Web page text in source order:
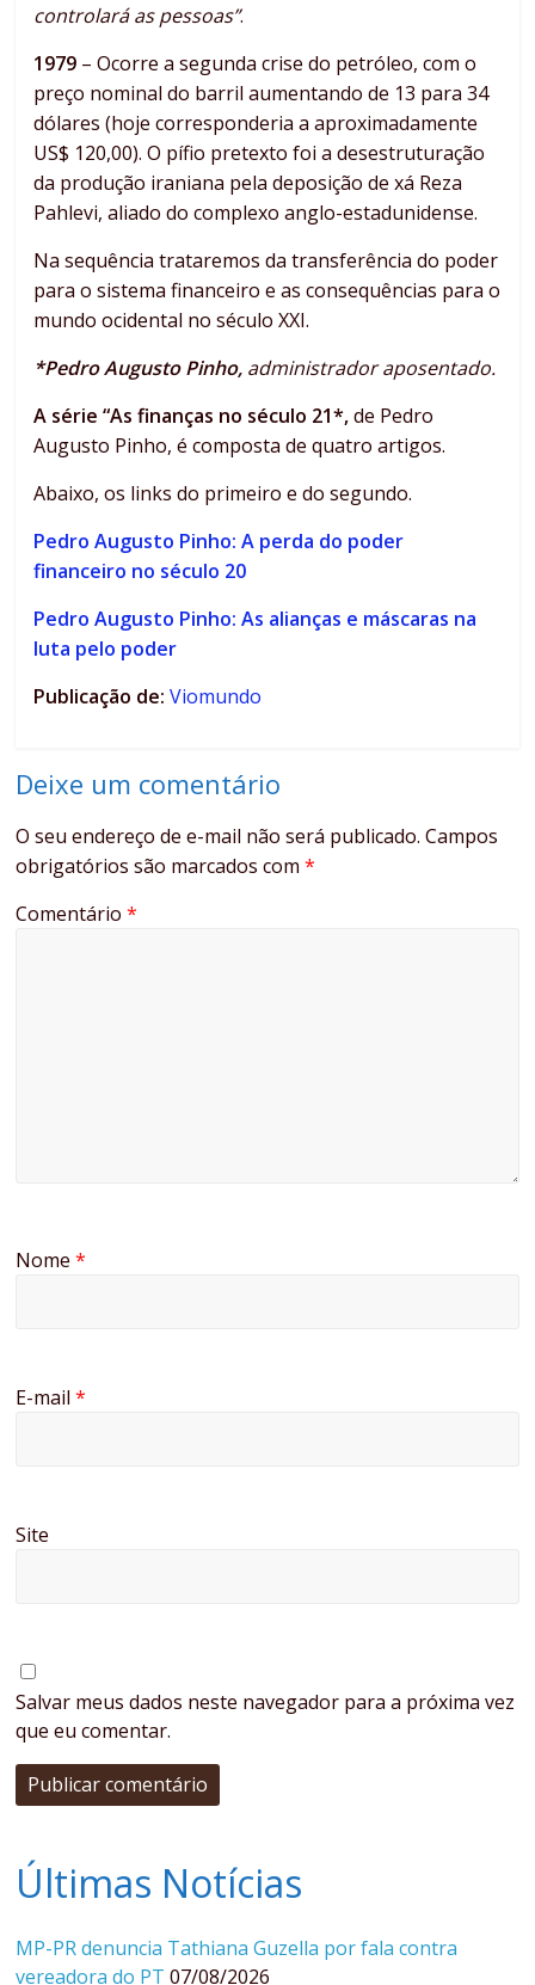
controlará as pessoas”.
1979 – Ocorre a segunda crise do petróleo, com o
preço nominal do barril aumentando de 13 para 34
dólares (hoje corresponderia a aproximadamente
US$ 120,00). O pífio pretexto foi a desestruturação
da produção iraniana pela deposição de xá Reza
Pahlevi, aliado do complexo anglo-estadunidense.
Na sequência trataremos da transferência do poder
para o sistema financeiro e as consequências para o
mundo ocidental no século XXI.
*Pedro Augusto Pinho, administrador aposentado.
A série “As finanças no século 21*,de Pedro
Augusto Pinho, é composta de quatro artigos.
Abaixo, os links do primeiro e do segundo.
Pedro Augusto Pinho: A perda do poder
financeiro no século 20
Pedro Augusto Pinho: As alianças e máscaras na
luta pelo poder
Publicação de:Viomundo
Deixe um comentário
O seu endereço de e-mail não será publicado. Campos
obrigatórios são marcados com*
Comentário*
Nome*
E-mail*
Site
Salvar meus dados neste navegador para a próxima vez
que eu comentar.
Últimas Notícias
MP-PR denuncia Tathiana Guzella por fala contra
vereadora do PT 07/08/2026